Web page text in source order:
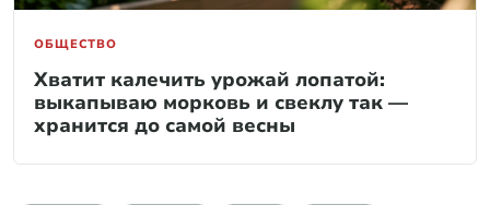
ОБЩЕСТВО
Хватит калечить урожай лопатой:
выкапываю морковь и свеклу так —
хранится до самой весны